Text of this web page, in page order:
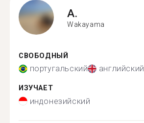
A.
Wakayama
СВОБОДНЫЙ
португальский английский
ИЗУЧАЕТ
индонезийский